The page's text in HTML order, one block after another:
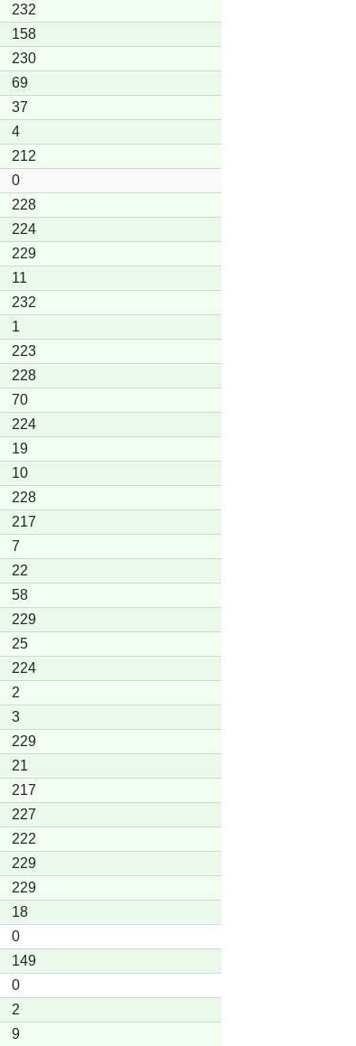
232
158
230
69
37
4
212
0
228
224
229
11
232
1
223
228
70
224
19
10
228
217
7
22
58
229
25
224
2
3
229
21
217
227
222
229
229
18
0
149
0
2
9